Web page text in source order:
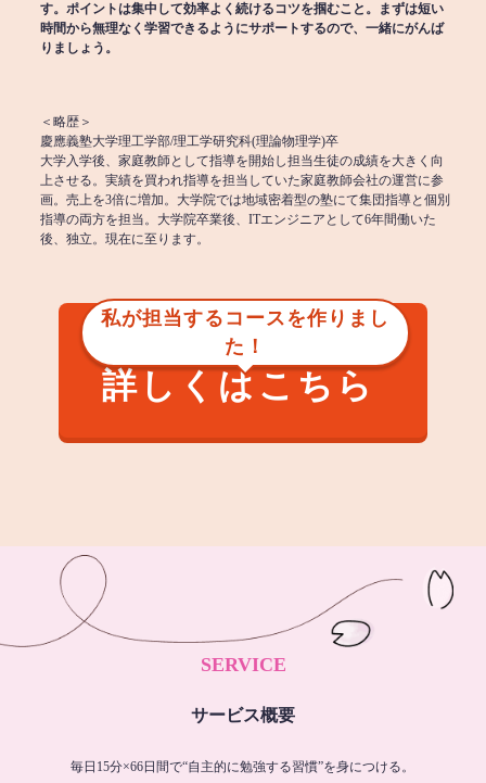
す。ポイントは集中して効率よく続けるコツを掴むこと。まずは短い
時間から無理なく学習できるようにサポートするので、一緒にがんば
りましょう。
＜略歴＞
慶應義塾大学理工学部/理工学研究科(理論物理学)卒
大学入学後、家庭教師として指導を開始し担当生徒の成績を大きく向
上させる。実績を買われ指導を担当していた家庭教師会社の運営に参
画。売上を3倍に増加。大学院では地域密着型の塾にて集団指導と個別
指導の両方を担当。大学院卒業後、ITエンジニアとして6年間働いた
後、独立。現在に至ります。
私が担当するコースを作りまし
た！
詳しくはこちら
SERVICE
サービス概要
毎日15分×66日間で“自主的に勉強する習慣”を身につける。